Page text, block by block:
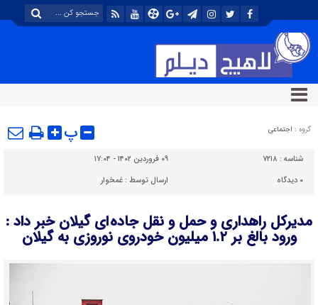
گروه : اجتماعی پ
شناسه : ۷۲۱۸
۰۹ فروردین ۱۴۰۲ - ۱۷:۰۴
۰ دیدگاه ارسال توسط :غمخوار
مدیرکل راهداری و حمل و نقل جاده ای گیلان خبر داد :
ورود بالغ بر ۱.۲ میلیون خودروی نوروزی به گیلان